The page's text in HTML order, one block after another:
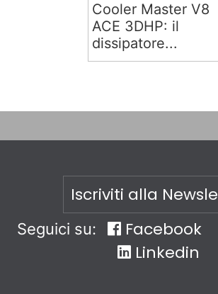
Cooler Master V8
ACE 3DHP: il
dissipatore...
Iscriviti alla
Seguici su: Facebook
Linkedin